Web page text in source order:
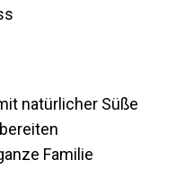
natürlicher Süße
Familie